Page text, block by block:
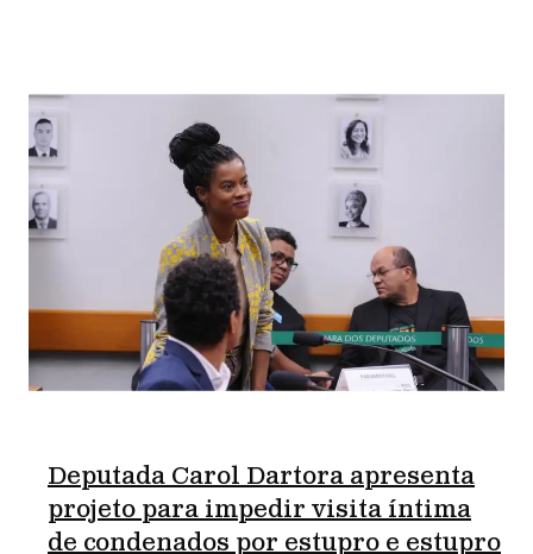
Deputada Carol Dartora apresenta
projeto para impedir visita íntima
de condenados por estupro e estupro